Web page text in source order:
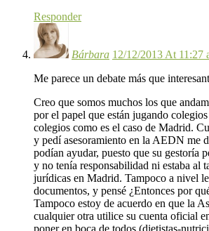
Responder
Bárbara 12/12/2013 At 11:27
Me parece un debate más que
Creo que somos muchos los que
por el papel que están jugando
colegios como es el caso de Madrid.
y pedí asesoramiento en la AEDN me
podían ayudar, puesto que su gestoría
y no tenía responsabilidad ni estaba al
jurídicas en Madrid. Tampoco a nivel
documentos, y pensé ¿Entonces por
Tampoco estoy de acuerdo en que la
cualquier otra utilice su cuenta oficial
poner en boca de todos (dietistas-